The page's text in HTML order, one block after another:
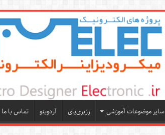
سایر موضوعات آموزشی رزبری‌پای آردوینو تماس با ما